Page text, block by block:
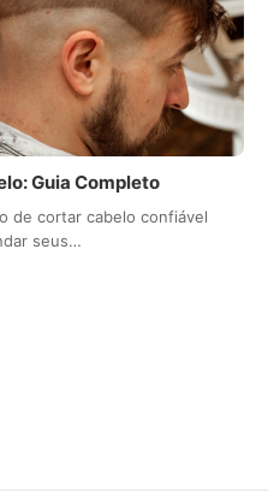
Guia Completo
de cortar cabelo confiável
seus…